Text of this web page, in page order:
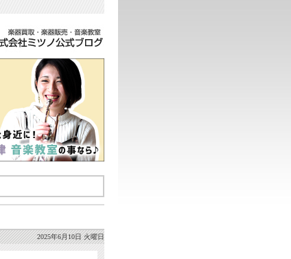
2025年6月10日 火曜日